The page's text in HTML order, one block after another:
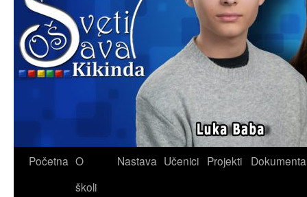
Skip
Početna O
školi
Nastava Učenici Projekti Dokumenta